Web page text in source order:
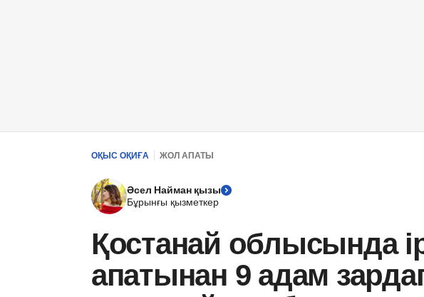
ОҚЫС ОҚИҒА ЖОЛ АПАТЫ
Әсел Найман қызы
Бұрынғы қызметкер
Қостанай облысында
апатынан 9 адам